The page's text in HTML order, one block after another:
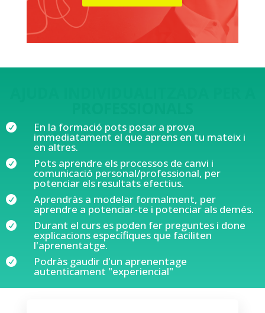
 En la formació pots posar a prova
immediatament el que aprens en tu mateix i
en altres.
 Pots aprendre els processos de canvi i
comunicació personal/professional, per
potenciar els resultats efectius.
 Aprendràs a modelar formalment, per
aprendre a potenciar-te i potenciar als demés.
 Durant el curs es poden fer preguntes i done
explicacions específiques que faciliten
l'aprenentatge.
 Podràs gaudir d'un aprenentage
autenticament "experiencial"